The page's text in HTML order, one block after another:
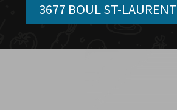
3677 BOUL ST-LAURENT